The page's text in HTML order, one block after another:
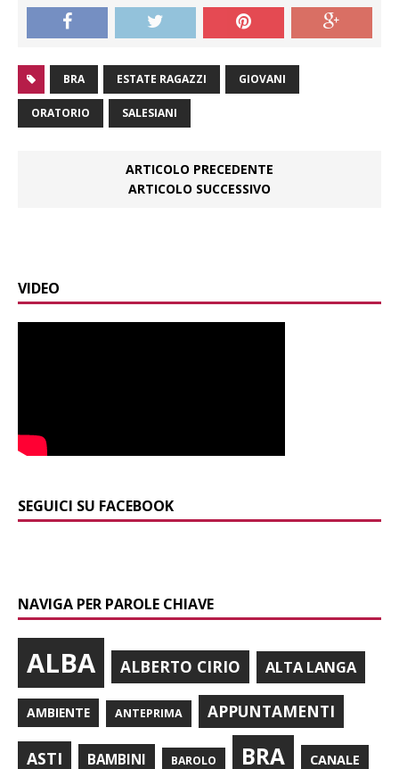
BRA ESTATE RAGAZZI GIOVANI
ORATORIO SALESIANI
ARTICOLO PRECEDENTE
ARTICOLO SUCCESSIVO
VIDEO
SEGUICI SU FACEBOOK
NAVIGA PER PAROLE CHIAVE
ALBA ALBERTO CIRIO ALTA LANGA
AMBIENTE ANTEPRIMA APPUNTAMENTI
ASTI BAMBINI BAROLO BRA CANALE